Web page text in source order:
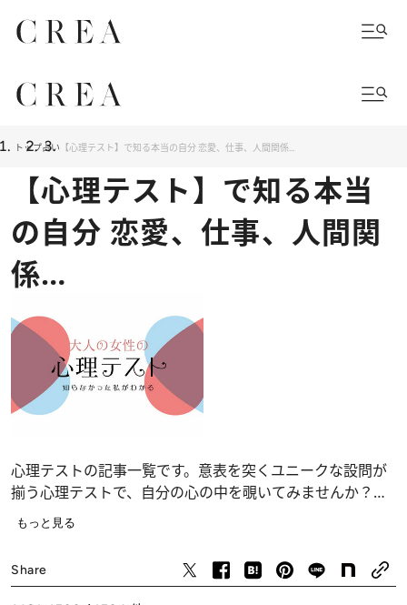
トップ占い 【心理テスト】で知る本当の自分 恋愛、仕事、人間関係…
【心理テスト】で知る本当
の自分 恋愛、仕事、人間関
係…
心理テストの記事一覧です。意表を突くユニークな設問が
揃う心理テストで、自分の心の中を覗いてみませんか？
恋愛、仕事、人間関係の深層心理……、自分でも気づかな
もっと見る
Share